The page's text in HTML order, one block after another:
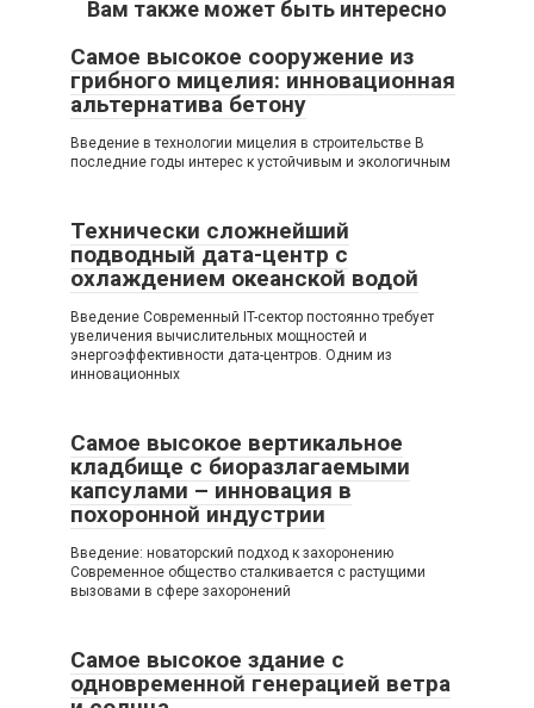
Вам также может быть интересно
Самое высокое сооружение из
грибного мицелия: инновационная
альтернатива бетону
Введение в технологии мицелия в строительстве В
последние годы интерес к устойчивым и экологичным
Технически сложнейший
подводный дата-центр с
охлаждением океанской водой
Введение Современный IT-сектор постоянно требует
увеличения вычислительных мощностей и
энергоэффективности дата-центров. Одним из
инновационных
Самое высокое вертикальное
кладбище с биоразлагаемыми
капсулами – инновация в
похоронной индустрии
Введение: новаторский подход к захоронению
Современное общество сталкивается с растущими
вызовами в сфере захоронений
Самое высокое здание с
одновременной генерацией ветра